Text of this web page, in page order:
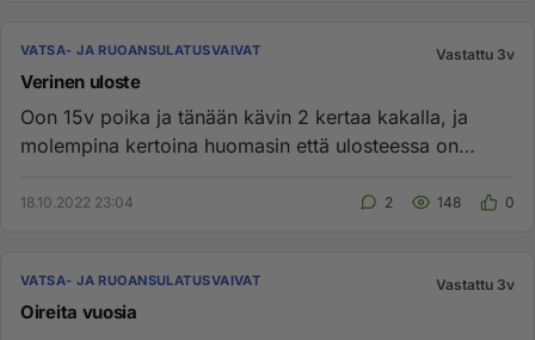
VATSA- JA RUOANSULATUSVAIVAT Vastattu 3v
Verinen uloste
Oon 15v poika ja tänään kävin 2 kertaa kakalla, ja
molempina kertoina huomasin että ulosteessa on
18.10.2022 23:04 2 148 0
VATSA- JA RUOANSULATUSVAIVAT Vastattu 3v
Oireita vuosia